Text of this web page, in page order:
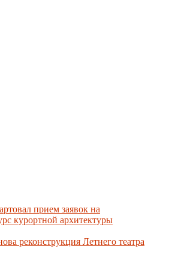
прием заявок на
курортной архитектуры
реконструкция Летнего театра